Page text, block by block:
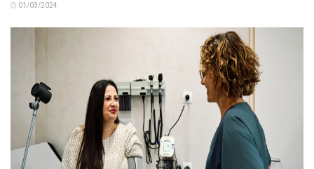
01/03/2024